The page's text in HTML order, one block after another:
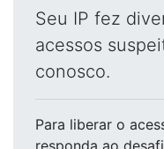
Seu IP fez
acessos
conosco.
Para liberar o
responda ao